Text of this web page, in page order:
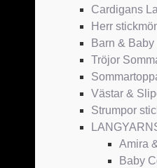
Cardigans
Herr
Barn &
Tröjor
Västar &
Strumpor
Amira
Baby